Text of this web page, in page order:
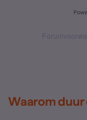
Waarom duur